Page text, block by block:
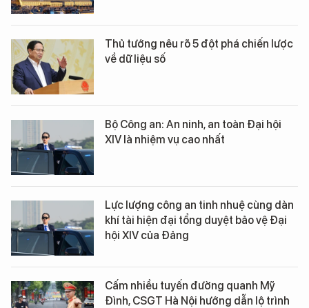
Thủ tướng nêu rõ 5 đột phá chiến lược
về dữ liệu số
Bộ Công an: An ninh, an toàn Đại hội
XIV là nhiệm vụ cao nhất
Lực lượng công an tinh nhuệ cùng dàn
khí tài hiện đại tổng duyệt bảo vệ Đại
hội XIV của Đảng
Cấm nhiều tuyến đường quanh Mỹ
Đình, CSGT Hà Nội hướng dẫn lộ trình